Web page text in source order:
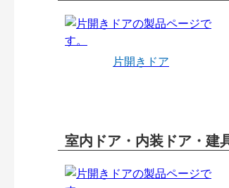
片開きドア
室内ドア・内装ドア・建